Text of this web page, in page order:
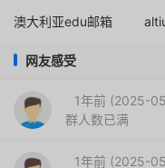
澳大利亚edu邮箱
网友感受
1年前 (2025-
群人数已满
1年前 (2025-